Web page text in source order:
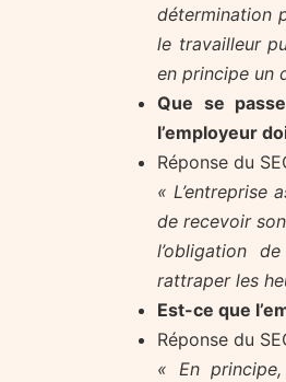
détermination
le travailleur
en principe un
Que se
l’employeur
Réponse du
« L’entreprise
de recevoir
l’obligation
rattraper les
Est-ce que
Réponse du
« En